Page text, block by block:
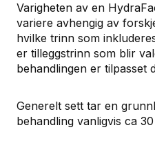
Varigheten av en
variere avhengig av
hvilke trinn som
er tilleggstrinn som blir
behandlingen er tilpasset
Generelt sett tar en
behandling vanligvis ca